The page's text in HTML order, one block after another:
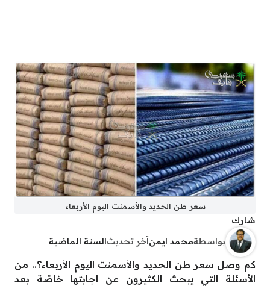
سعر طن الحديد والأسمنت اليوم الأربعاء
شارك
بواسطةمحمد ايمنآخر تحديثالسنة الماضية
كم وصل سعر طن الحديد والأسمنت اليوم الأربعاء؟.. من
الأسئلة التي يبحث الكثيرون عن اجابتها خاصًة بعد